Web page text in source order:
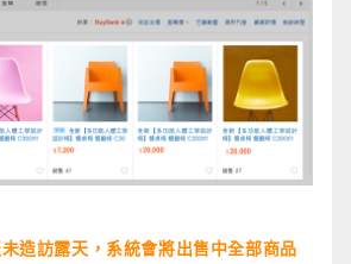
造訪露天，系統會將出售中全部商品